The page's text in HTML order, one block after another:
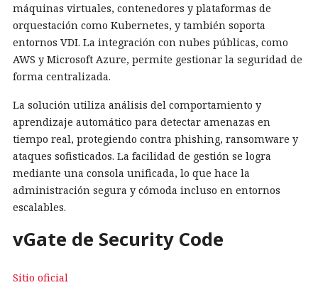
máquinas virtuales, contenedores y plataformas de
orquestación como Kubernetes, y también soporta
entornos VDI. La integración con nubes públicas, como
AWS y Microsoft Azure, permite gestionar la seguridad de
forma centralizada.
La solución utiliza análisis del comportamiento y
aprendizaje automático para detectar amenazas en
tiempo real, protegiendo contra phishing, ransomware y
ataques sofisticados. La facilidad de gestión se logra
mediante una consola unificada, lo que hace la
administración segura y cómoda incluso en entornos
escalables.
vGate de Security Code
Sitio oficial